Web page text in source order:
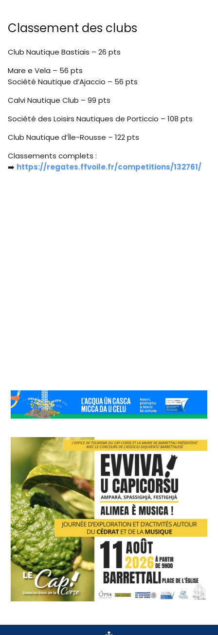
Classement des clubs
Club Nautique Bastiais – 26 pts
Mare e Vela – 56 pts
Société Nautique d’Ajaccio – 56 pts
Calvi Nautique Club – 99 pts
Société des Loisirs Nautiques de Porticcio – 108 pts
Club Nautique d’Île-Rousse – 122 pts
Classements complets :
➡️ https://regates.ffvoile.fr/competitions/132761/